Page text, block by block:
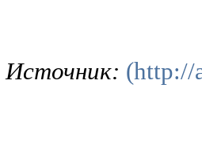
Источник: (http://